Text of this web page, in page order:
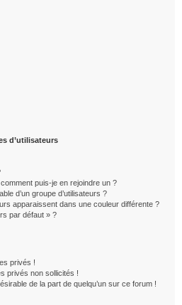
d’utilisateurs
puis-je en rejoindre un ?
d’un groupe d’utilisateurs ?
apparaissent dans une couleur différente ?
par défaut » ?
privés !
privés non sollicités !
de la part de quelqu’un sur ce forum !